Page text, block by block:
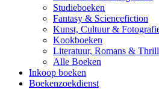
Studieboeken
Fantasy & Sciencefiction
Kunst, Cultuur &
Kookboeken
Literatuur, Romans &
Alle Boeken
Inkoop boeken
Boekenzoekdienst